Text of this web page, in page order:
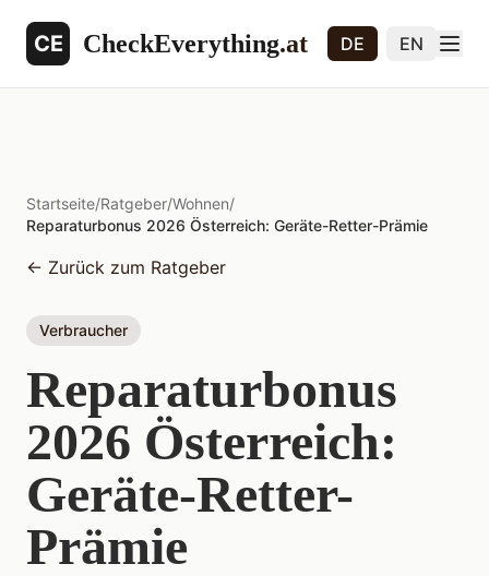
CE CheckEverything.at DE EN
Startseite/Ratgeber/Wohnen/
Reparaturbonus 2026 Österreich: Geräte-Retter-Prämie
← Zurück zum Ratgeber
Verbraucher
Reparaturbonus
2026 Österreich:
Geräte-Retter-
Prämie